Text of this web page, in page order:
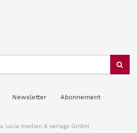
Newsletter
Abonnement
lucia medien & verlags GmbH